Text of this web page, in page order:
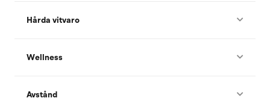
Hårda vitvaro
Wellness
Avstånd